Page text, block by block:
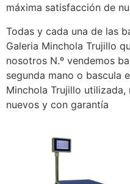
máxima satisfacción de
Todas y cada una de las
Galeria Minchola Trujillo
nosotros N.º vendemos
segunda mano o bascula
Minchola Trujillo
nuevos y con garantía